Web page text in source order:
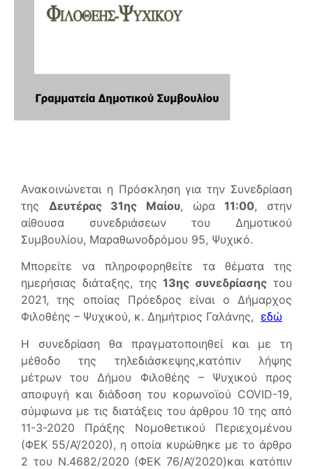
Ανακοινώνεται η Πρόσκληση για την Συνεδρίαση
της Δευτέρας 31ης Μαίου, ώρα11:00, στην
αίθουσα συνεδριάσεων του Δημοτικού
Συμβουλίου, Μαραθωνοδρόμου 95, Ψυχικό.
Μπορείτε να πληροφορηθείτε τα θέματα της
ημερήσιας διάταξης, της13ης συνεδρίασης του
2021, της οποίας Πρόεδρος είναι ο Δήμαρχος
Φιλοθέης – Ψυχικού, κ. Δημήτριος Γαλάνης, εδώ
Η συνεδρίαση θα πραγματοποιηθεί και με τη
μέθοδο της τηλεδιάσκεψης,κατόπιν λήψης
μέτρων του Δήμου Φιλοθέης – Ψυχικού προς
αποφυγή και διάδοση του κορωνοϊού COVID-19,
σύμφωνα με τις διατάξεις του άρθρου 10 της από
11-3-2020 Πράξης Νομοθετικού Περιεχομένου
(ΦΕΚ 55/Α’/2020), η οποία κυρώθηκε με το άρθρο
2 του Ν.4682/2020 (ΦΕΚ 76/Α’/2020)και κατόπιν